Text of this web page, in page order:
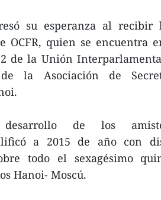
su esperanza al recibir
OCFR, quien se encuentra
de la Unión
la Asociación de
de los
a 2015 de año con
todo el sexagésimo
Hanoi- Moscú.